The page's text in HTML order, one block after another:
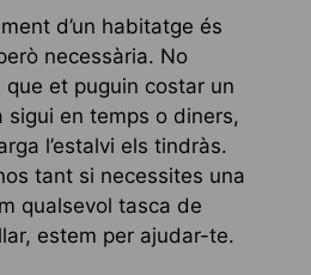
d’un habitatge és
necessària. No
et puguin costar un
sigui en temps o diners,
l’estalvi els tindràs.
tant si necessites una
qualsevol tasca de
estem per ajudar-te.